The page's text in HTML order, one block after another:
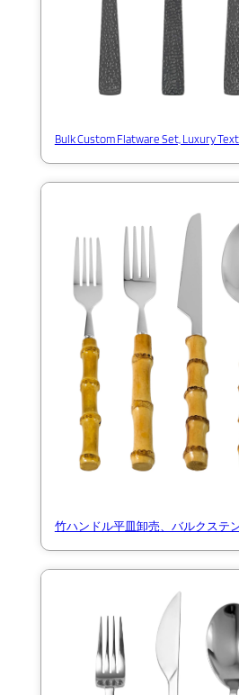
Bulk Custom Flatware Set, Luxury
竹ハンドル平皿卸売、バルクステ